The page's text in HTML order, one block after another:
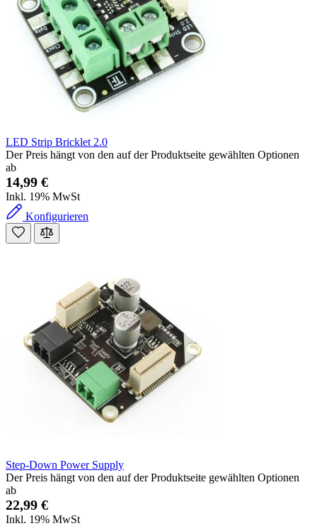
LED Strip Bricklet 2.0
Der Preis hängt von den auf der Produktseite gewählten Optionen
ab
14,99 €
Inkl. 19% MwSt
Konfigurieren
Step-Down Power Supply
Der Preis hängt von den auf der Produktseite gewählten Optionen
ab
22,99 €
Inkl. 19% MwSt